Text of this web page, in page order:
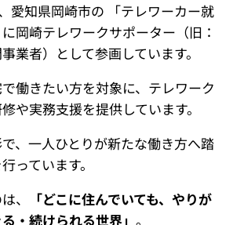
愛知県岡崎市の 「テレワーカー就
岡崎テレワークサポーター（旧：
業者）として参画しています。
働きたい方を対象に、テレワーク
や実務支援を提供しています。
、一人ひとりが新たな働き方へ踏
っています。
、
「どこに住んでいても、やりが
・続けられる世界」 。